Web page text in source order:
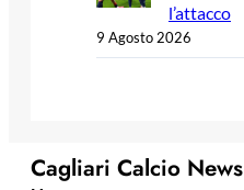
l’attacco
9 Agosto 2026
Cagliari Calcio News